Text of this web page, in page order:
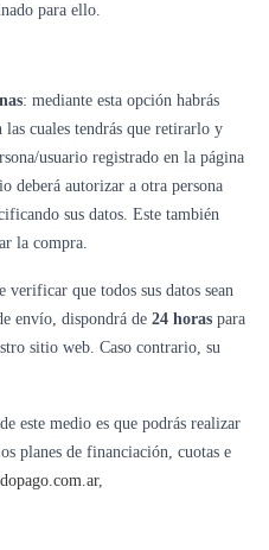
para ello.
: mediante esta opción habrás
cuales tendrás que retirarlo y
usuario registrado en la página
deberá autorizar a otra persona
sus datos. Este también
la compra.
verificar que todos sus datos sean
envío, dispondrá de 24 horas para
sitio web. Caso contrario, su
este medio es que podrás realizar
planes de financiación, cuotas e
,